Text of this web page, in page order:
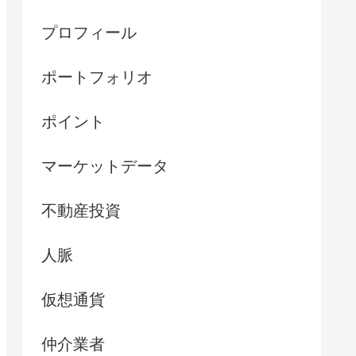
プロフィール
ポートフォリオ
ポイント
マーケットデータ
不動産投資
人脈
仮想通貨
仲介業者